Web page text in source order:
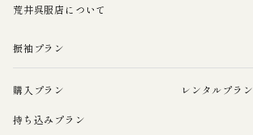
荒井呉服店について
振袖プラン
購入プラン レンタルプラン
持ち込みプラン